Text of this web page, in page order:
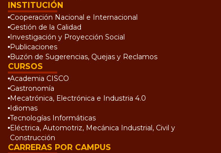
INSTITUCIÓN
Cooperación Nacional e Internacional
Gestión de la Calidad
Investigación y Proyección Social
Publicaciones
Buzón de Sugerencias, Quejas y Reclamos
CURSOS
Academia CISCO
Gastronomía
Mecatrónica, Electrónica e Industria 4.0
Idiomas
Tecnologías Informáticas
Eléctrica, Automotriz, Mecánica Industrial, Civil y
Construcción
CARRERAS POR CAMPUS